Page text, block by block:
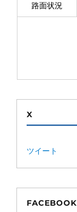
路面状況
X
ツイート
FACEBOOK